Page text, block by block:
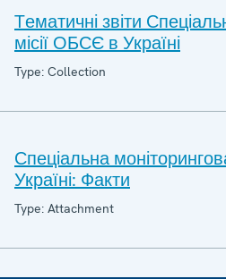
Tематичні звіти
місії ОБСЄ в Україні
Type: Collection
Спеціальна
Україні: Факти
Type: Attachment